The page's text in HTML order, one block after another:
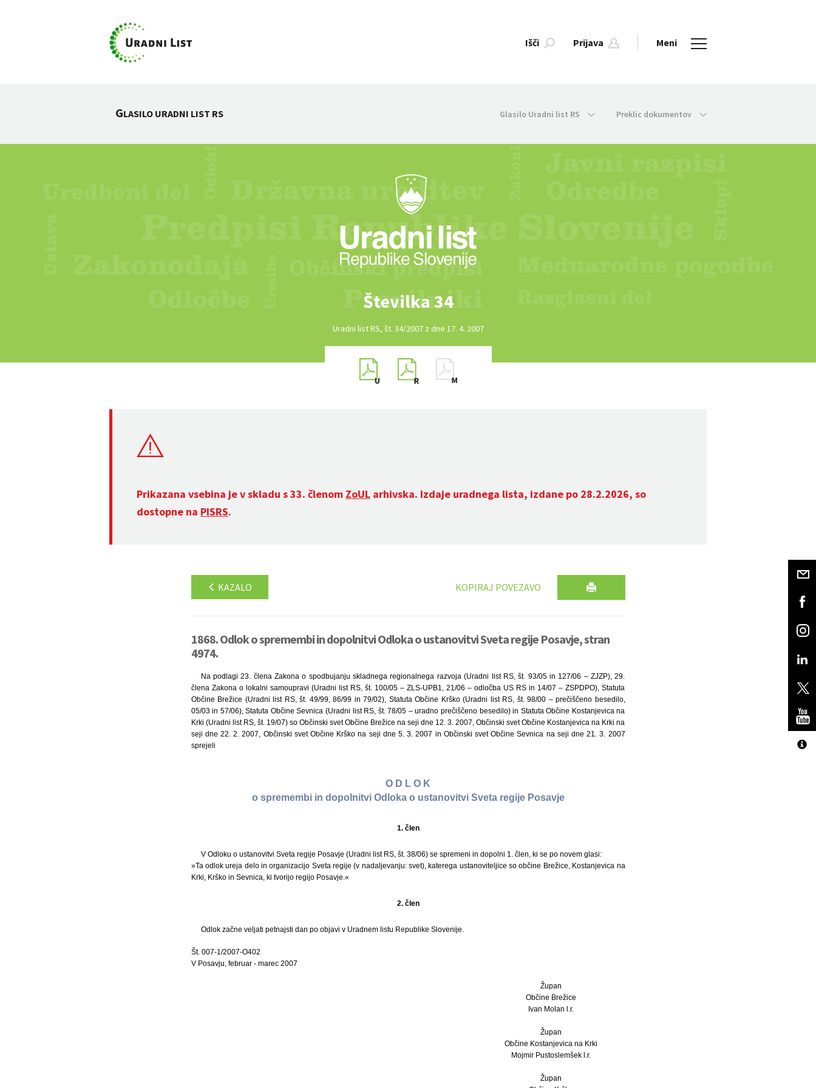
Išči Prijava Meni
GLASILO URADNI LIST RS Glasilo Uradni list RS Preklic dokumentov
Številka 34
Uradni list RS, št. 34/2007 z dne 17. 4. 2007
Prikazana vsebina je v skladu s 33. členom ZoUL arhivska. Izdaje uradnega lista, izdane po 28.2.2026, so
dostopne na PISRS.
KAZALO KOPIRAJ POVEZAVO
1868. Odlok o spremembi in dopolnitvi Odloka o ustanovitvi Sveta regije Posavje, stran
4974.
Na podlagi 23. člena Zakona o spodbujanju skladnega regionalnega razvoja (Uradni list RS, št. 93/05 in 127/06 – ZJZP), 29.
člena Zakona o lokalni samoupravi (Uradni list RS, št. 100/05 – ZLS-UPB1, 21/06 – odločba US RS in 14/07 – ZSPDPO), Statuta
Občine Brežice (Uradni list RS, št. 49/99, 86/99 in 79/02), Statuta Občine Krško (Uradni list RS, št. 98/00 – prečiščeno besedilo,
05/03 in 57/06), Statuta Občine Sevnica (Uradni list RS, št. 78/05 – uradno prečiščeno besedilo) in Statuta Občine Kostanjevica na
Krki (Uradni list RS, št. 19/07) so Občinski svet Občine Brežice na seji dne 12. 3. 2007, Občinski svet Občine Kostanjevica na Krki na
seji dne 22. 2. 2007, Občinski svet Občine Krško na seji dne 5. 3. 2007 in Občinski svet Občine Sevnica na seji dne 21. 3. 2007
sprejeli
O D L O K
o spremembi in dopolnitvi Odloka o ustanovitvi Sveta regije Posavje
1. člen
V Odloku o ustanovitvi Sveta regije Posavje (Uradni list RS, št. 38/06) se spremeni in dopolni 1. člen, ki se po novem glasi:
»Ta odlok ureja delo in organizacijo Sveta regije (v nadaljevanju: svet), katerega ustanoviteljice so občine Brežice, Kostanjevica na
Krki, Krško in Sevnica, ki tvorijo regijo Posavje.«
2. člen
Odlok začne veljati petnajsti dan po objavi v Uradnem listu Republike Slovenije.
Št. 007-1/2007-O402
V Posavju, februar - marec 2007
Župan
Občine Brežice
Ivan Molan l.r.
Župan
Občine Kostanjevica na Krki
Mojmir Pustoslemšek l.r.
Župan